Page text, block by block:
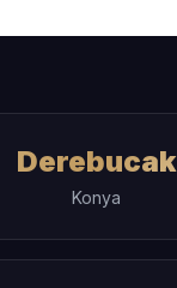
Derebucak
Konya